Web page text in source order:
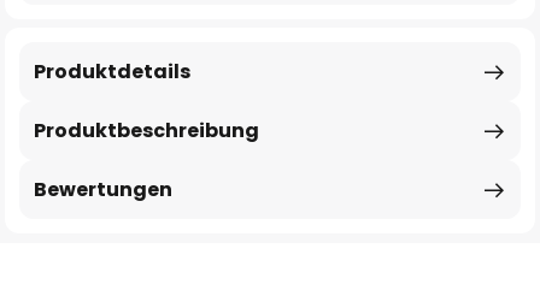
Produktbeschreibung
Produktdetails
Bewertungen